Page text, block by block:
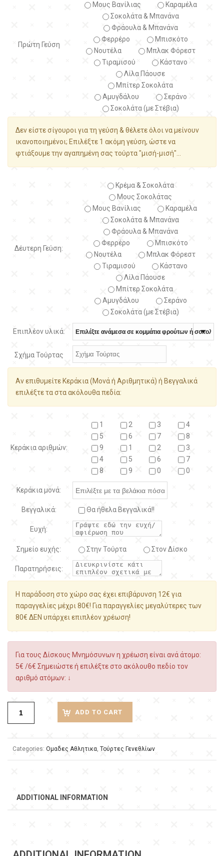
Πρώτη Γεύση
Μους Βανίλιας
Καραμέλα
Σοκολάτα & Μπανάνα
Φράουλα & Μπανάνα
Φερρέρο
Μπισκότο
Νουτέλα
Μπλακ Φόρεστ
Τιραμισού
Κάστανο
Λίλα Πάουσε
Μπίτερ Σοκολάτα
Αμυγδάλου
Σεράνο
Σοκολάτα (με Στέβια)
Δεν είστε σίγουροι για τη γεύση & θέλετε όλοι να μείνουν
ικανοποιημένοι; Επιλέξτε 1 ακόμη γεύση, ώστε να
φτιάξουμε την αγαπημένη σας τούρτα "μισή-μισή"...
Δέυτερη Γεύση:
Κρέμα & Σοκολάτα
Μους Σοκολάτας
Μους Βανίλιας
Καραμέλα
Σοκολάτα & Μπανάνα
Φράουλα & Μπανάνα
Φερρέρο
Μπισκότο
Νουτέλα
Μπλακ Φόρεστ
Τιραμισού
Κάστανο
Λίλα Πάουσε
Μπίτερ Σοκολάτα
Αμυγδάλου
Σεράνο
Σοκολάτα (με Στέβια)
Επιπλέον υλικά:
Σχήμα Τούρτας
Αν επιθυμείτε Κεράκια (Μονά ή Αριθμητικά) ή Βεγγαλικά
επιλέξτε τα στα ακόλουθα πεδία:
Κεράκια αριθμών:
1 2 3
4
5
6 7
8
9
1 2
3
4
5 6
7
8
9 0 0
Κεράκια μονά:
Βεγγαλικά: Θα ήθελα Βεγγαλικά!!
Ευχή:
Σημείο ευχής: Στην Τούρτα Στον Δίσκο
Παρατηρήσεις:
Η παράδοση στο χώρο σας έχει επιβάρυνση 12€ για
παραγγελίες μέχρι 80€! Για παραγγελίες μεγαλύτερες των
80€ ΔΕΝ υπάρχει επιπλέον χρέωση!
Για τους Δίσκους Μνημόσυνων η χρέωση είναι ανά άτομο:
5€ /6€ Σημειώστε ή επιλέξτε στο ακόλουθο πεδίο τον
αριθμό ατόμων: ↓
ADD TO CART
Categories: Ομαδες Αθλητικα, Τούρτες Γενεθλίων
ADDITIONAL INFORMATION